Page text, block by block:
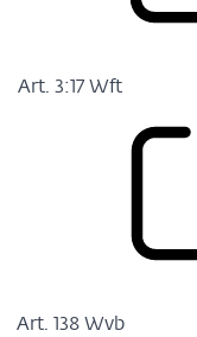
Art. 3:17 Wft
Art. 138 Wvb